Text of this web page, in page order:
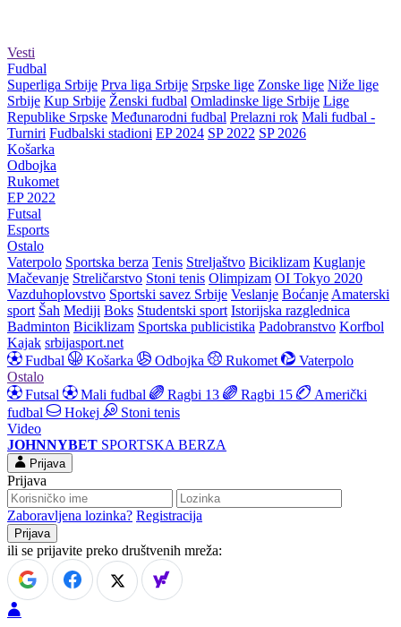
Vesti
Fudbal
Superliga Srbije Prva liga Srbije Srpske lige Zonske lige Niže lige
Srbije Kup Srbije Ženski fudbal Omladinske lige Srbije Lige
Republike Srpske Međunarodni fudbal Prelazni rok Mali fudbal -
Turniri Fudbalski stadioni EP 2024 SP 2022 SP 2026
Košarka
Odbojka
Rukomet
EP 2022
Futsal
Esports
Ostalo
Vaterpolo Sportska berza Tenis Streljaštvo Biciklizam Kuglanje
Mačevanje Streličarstvo Stoni tenis Olimpizam OI Tokyo 2020
Vazduhoplovstvo Sportski savez Srbije Veslanje Boćanje Amaterski
sport Šah Mediji Boks Studentski sport Istorijska razglednica
Badminton Biciklizam Sportska publicistika Padobranstvo Korfbol
Kajak srbijasport.net
Fudbal
Košarka Odbojka Rukomet
Vaterpolo
Ostalo
Futsal
Mali fudbal Ragbi 13 Ragbi 15
Američki
fudbal
Hokej
Stoni tenis
Video
JOHNNYBET SPORTSKA BERZA
Prijava
Prijava
Zaboravljena lozinka? Registracija
ili se prijavite preko društvenih mreža: